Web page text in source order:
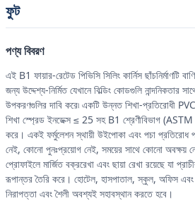
ফুট
পণ্য বিবরণ
এই B1 ফায়ার-রেটেড পিভিসি সিলিং কার্নিস ছাঁচনির্মাণটি
জন্য উদ্দেশ্য-নির্মিত যেখানে বিল্ডিং কোডগুলি
উপকরণগুলির দাবি করে৷ একটি উন্নত শিখা-প্রতিরোধী
শিখা স্প্রেড ইনডেক্স ≤ 25 সহ B1 শ্রেণীবিভাগ
করে। একই ফর্মুলেশন স্থায়ী উইপোকা এবং পচা প্রতিরোধ
নেই, কোনো পুনঃপ্রয়োগ নেই, সময়ের সাথে কোনো
প্রোফাইলে মার্জিত বক্ররেখা এবং ছায়া রেখা রয়েছে যা
রূপান্তর তৈরি করে। হোটেল, হাসপাতাল, স্কুল, অফিস এবং
নিরাপত্তা এবং শৈলী অবশ্যই সহাবস্থান করতে হবে।